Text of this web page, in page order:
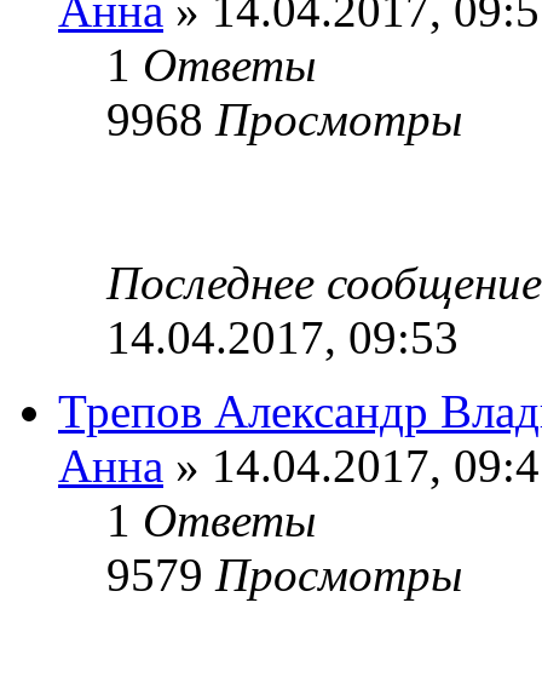
1 Ответы
9968 Просмотры
Последнее
14.04.2017, 09:53
Трепов Александр
Анна » 14.04.2017,
1 Ответы
9579 Просмотры